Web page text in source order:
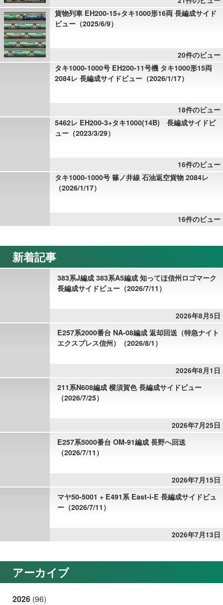
貨物列車 EH200-15+タキ1000形16両 長編成サイド
ビュー（2025/6/9）
20件のビュー
タキ1000-1000号 EH200-11号機 タキ1000形15両
2084レ 長編成サイドビュー（2026/1/17）
18件のビュー
5462レ EH200-3+タキ1000(14B) 長編成サイドビ
ュー（2023/3/29）
16件のビュー
タキ1000-1000号 篠ノ井線 石油返空貨物 2084レ
（2026/1/17）
16件のビュー
新着記事
383系J編成 383系A5編成 知ってほ信州ロゴマーク
長編成サイドビュー（2026/7/11）
2026年8月5日
E257系2000番台 NA-08編成 返却回送（特急ナイト
エクスプレス信州）（2026/8/1）
2026年8月1日
211系N608編成 横須賀色 長編成サイドビュー
（2026/7/25）
2026年7月25日
E257系5000番台 OM-91編成 長野へ回送
（2026/7/11）
2026年7月15日
マヤ50-5001 + E491系 East-i-E 長編成サイドビュ
ー（2026/7/11）
2026年7月13日
アーカイブ
2026 (96)